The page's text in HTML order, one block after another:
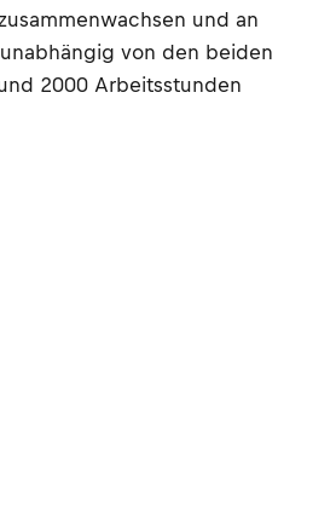
und an
von den beiden
2000 Arbeitsstunden